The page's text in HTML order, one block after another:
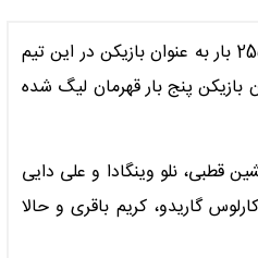
افشین پیروانی یکی از پرسابقه‌ترین چهره‌های پرسپولیس محسوب می‌شود، او 255 بار به عنوان بازیکن در این تیم
بازیکن پنج بار قهرمان لیگ شده
قطبی، نلو وینگادا و علی دایی
گاریدو، کریم باقری و حالا